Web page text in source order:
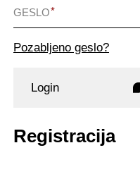
GESLO
Pozabljeno geslo?
Login
Registracija